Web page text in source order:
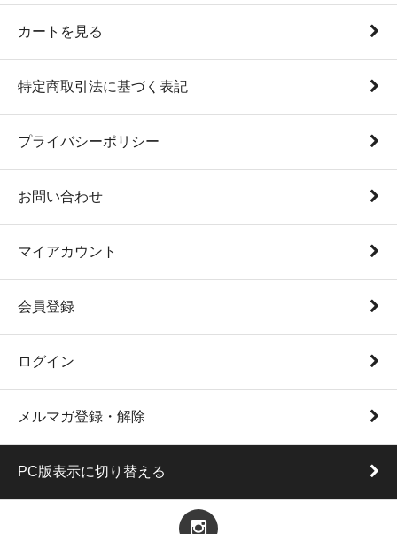
カートを見る
特定商取引法に基づく表記
プライバシーポリシー
お問い合わせ
マイアカウント
会員登録
ログイン
メルマガ登録・解除
PC版表示に切り替える